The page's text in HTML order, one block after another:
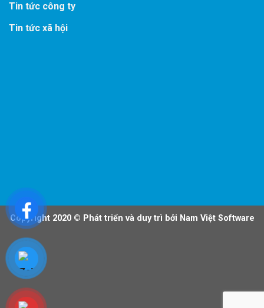
Tin tức công ty
Tin tức xã hội
Copyright 2020 © Phát triển và duy trì bởi Nam Việt Software